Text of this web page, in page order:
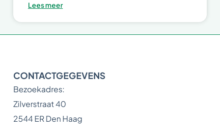
Lees meer
CONTACTGEGEVENS
Bezoekadres:
Zilverstraat 40
2544 ER Den Haag